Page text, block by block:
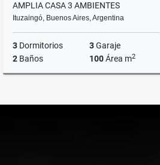
AMPLIA CASA 3 AMBIENTES
Ituzaingó, Buenos Aires, Argentina
3 Dormitorios 3Garaje
2 Baños 100Área m2
US$120,000